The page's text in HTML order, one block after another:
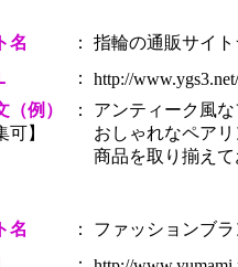
名 ：
指輪の通販サイ
：
http://
（例）
可】
：
アンティーク風
おしゃれなペア
商品を取り揃え
名 ：
ファッションブ